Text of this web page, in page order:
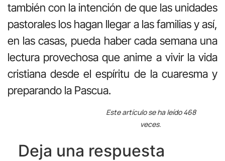
también con la intención de que las unidades
pastorales los hagan llegar a las familias y así,
en las casas, pueda haber cada semana una
lectura provechosa que anime a vivir la vida
cristiana desde el espíritu de la cuaresma y
preparando la Pascua.
Este artículo se ha leído 468
veces.
Deja una respuesta